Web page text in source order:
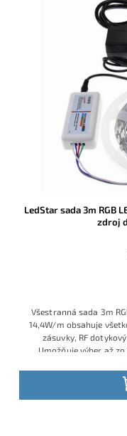
LedStar sada 3m RGB
zdroj
Všestranná sada 3m
14,4W/m obsahuje
zásuvky, RF
Umožňuje výber až
alebo